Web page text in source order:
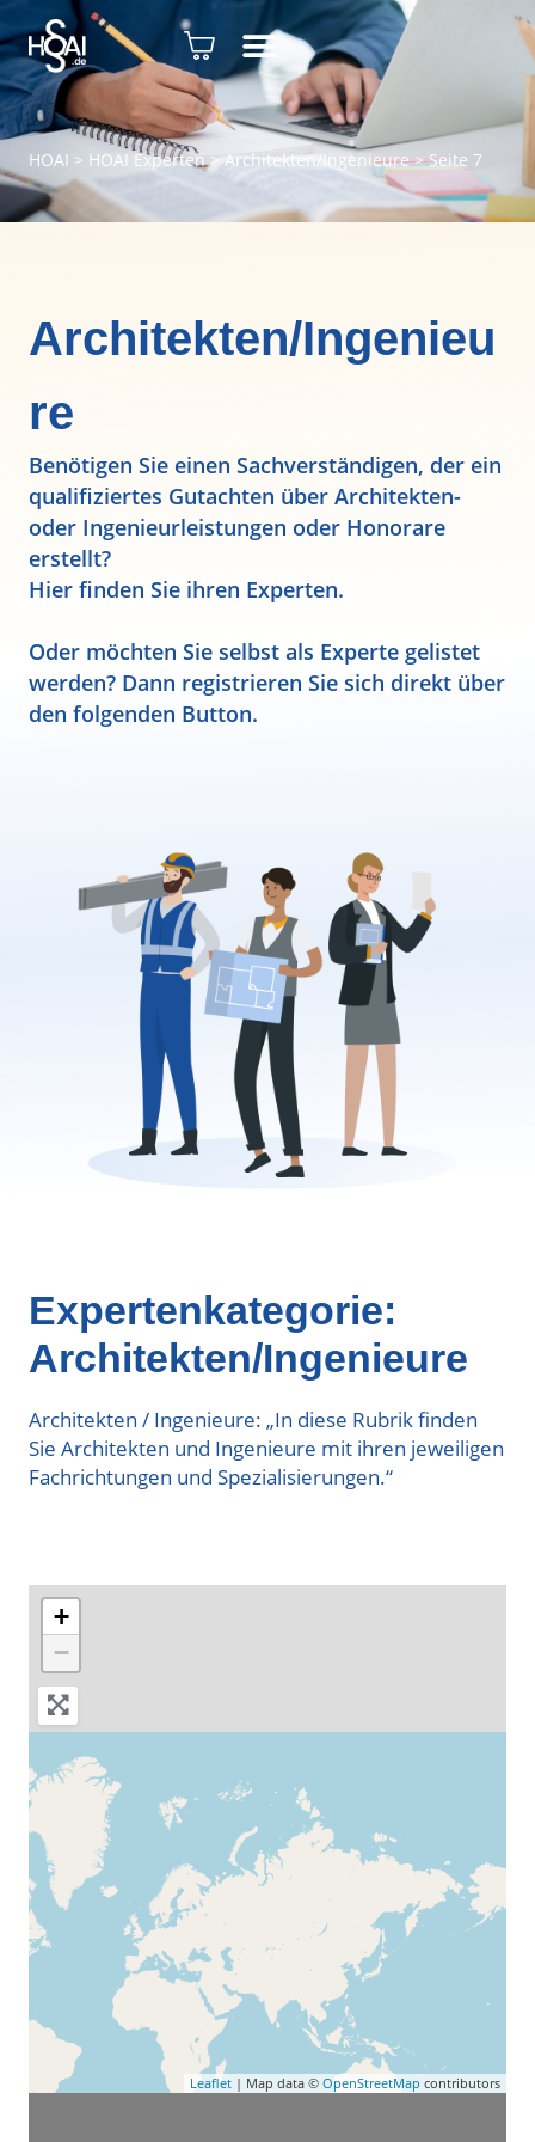
HOAI > HOAI Experten>Architekten/Ingenieure>Seite 7
Architekten/Ingenieu
re
Benötigen Sie einen Sachverständigen, der ein
qualifiziertes Gutachten über Architekten-
oder Ingenieurleistungen oder Honorare
erstellt?
Hier finden Sie ihren Experten.
Oder möchten Sie selbst als Experte gelistet
werden? Dann registrieren Sie sich direkt über
den folgenden Button.
Expertenkategorie:
Architekten/Ingenieure
Architekten / Ingenieure: „In diese Rubrik finden
Sie Architekten und Ingenieure mit ihren jeweiligen
Fachrichtungen und Spezialisierungen.“
+
−
Leaflet | Map data © OpenStreetMap contributors